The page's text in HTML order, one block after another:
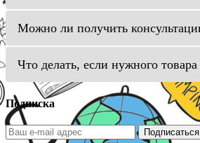
Можно ли получить
Что делать, если нужного
Подписка
Подписаться